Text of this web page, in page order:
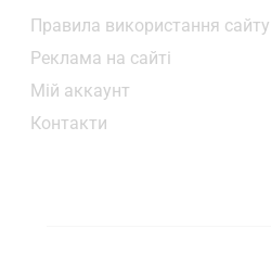
Правила використання сайту
Реклама на сайті
Мій аккаунт
Контакти